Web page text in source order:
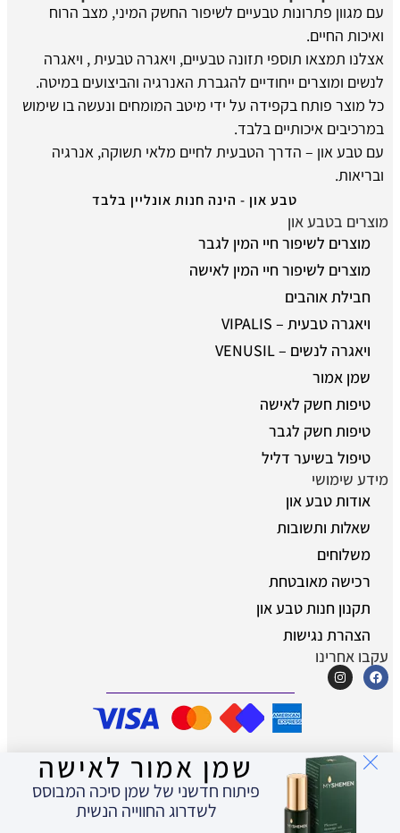
עם מגוון פתרונות טבעיים לשיפור החשק המיני, מצב הרוח
ואיכות החיים.
אצלנו תמצאו תוספי תזונה טבעיים, ויאגרה טבעית , ויאגרה
לנשים ומוצרים ייחודיים להגברת האנרגיה והביצועים במיטה.
כל מוצר פותח בקפידה על ידי מיטב המומחים ונעשה בו שימוש
במרכיבים איכותיים בלבד.
עם טבע און – הדרך הטבעית לחיים מלאי תשוקה, אנרגיה
ובריאות.
טבע און - הינה חנות אונליין בלבד
מוצרים בטבע און
מוצרים לשיפור חיי המין לגבר
מוצרים לשיפור חיי המין לאישה
חבילת אוהבים
ויאגרה טבעית – VIPALIS
ויאגרה לנשים – VENUSIL
שמן אמור
טיפות חשק לאישה
טיפות חשק לגבר
טיפול בשיער דליל
מידע שימושי
אודות טבע און
שאלות ותשובות
משלוחים
רכישה מאובטחת
תקנון חנות טבע און
הצהרת נגישות
עקבו אחרינו
© כל הזכויות שמורות לטבע און - מוצרים
טבעיים לאיכות חיים
שמן אמור לאישה
פיתוח חדשני של שמן סיכה המבוסס
לשדרוג החווייה הנשית